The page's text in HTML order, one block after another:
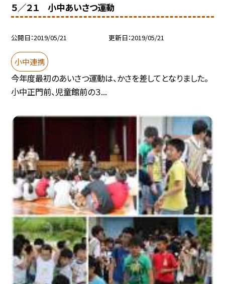
５／２１ 小中あいさつ運動
公開日 2019/05/21 更新日 2019/05/21
小中連携
今年度最初のあいさつ運動は、かさを差してとなりました。
小中正門前、児童館前の３...